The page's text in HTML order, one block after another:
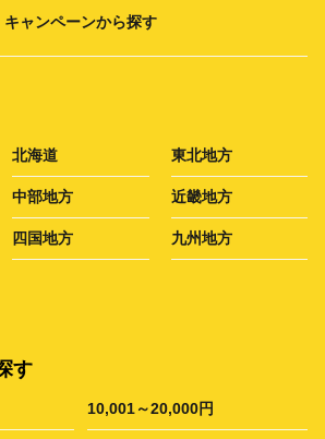
ャンペーンから探す
北海道 東北地方
中部地方 近畿地方
四国地方 九州地方
す
10,001～20,000円